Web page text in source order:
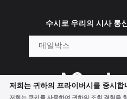
수시로 우리의 시사 통
저희는 귀하의 프라이버시를 중시합
저희는 쿠키를 사용하여 귀하의 조회 경험을